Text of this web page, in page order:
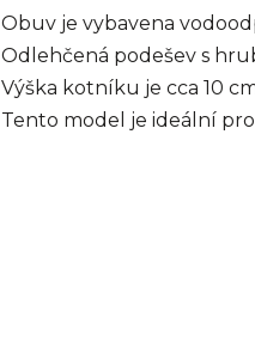
Obuv je vybavena
Odlehčená podešev s
Výška kotníku je cca 10
Tento model je ideální